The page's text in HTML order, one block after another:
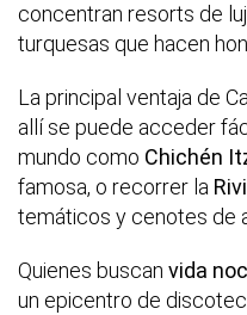
concentran resorts de
turquesas que hacen
La principal ventaja de
allí se puede acceder
mundo como Chichén
famosa, o recorrer la
temáticos y cenotes de
Quienes buscan vida
un epicentro de